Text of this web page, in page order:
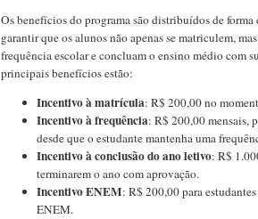
Os benefícios do programa são distribuídos de forma
garantir que os alunos não apenas se matriculem,
frequência escolar e concluam o ensino médio com
principais benefícios estão:
Incentivo à matrícula: R$ 200,00 no
Incentivo à frequência: R$ 200,00 mensais,
desde que o estudante mantenha uma
Incentivo à conclusão do ano letivo: R$
terminarem o ano com aprovação.
Incentivo ENEM: R$ 200,00 para
ENEM.